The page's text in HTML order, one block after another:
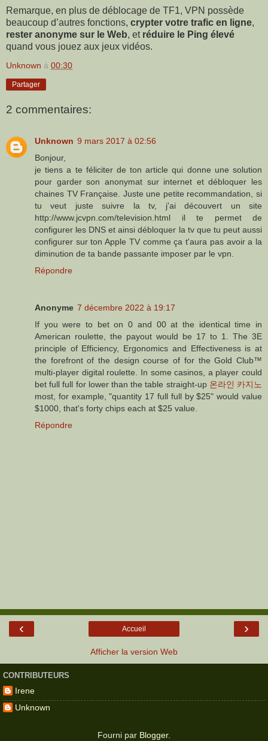
Remarque, en plus de déblocage de TF1, VPN possède
beaucoup d’autres fonctions, crypter votre trafic en ligne,
rester anonyme sur le Web, etréduire le Ping élevé
quand vous jouez aux jeux vidéos.
Unknown à 00:30
Partager
2 commentaires:
Unknown 9 mars 2017 à 02:56
Bonjour,
je tiens a te féliciter de ton article qui donne une solution
pour garder son anonymat sur internet et débloquer les
chaines TV Française. Juste une petite recommandation, si
tu veut juste suivre la tv, j'ai découvert un site
http://www.jcvpn.com/television.html il te permet de
configurer les DNS et ainsi débloquer la tv que tu peut aussi
configurer sur ton Apple TV comme ça t'aura pas avoir a la
diminution de ta bande passante imposer par le vpn.
Répondre
Anonyme 7 décembre 2022 à 19:17
If you were to bet on 0 and 00 at the identical time in
American roulette, the payout would be 17 to 1. The 3E
principle of Efficiency, Ergonomics and Effectiveness is at
the forefront of the design course of for the Gold Club™
multi-player digital roulette. In some casinos, a player could
bet full full for lower than the table straight-up 온라인 카지노
most, for example, "quantity 17 full full by $25" would value
$1000, that's forty chips each at $25 value.
Répondre
‹ ›
Accueil
Afficher la version Web
CONTRIBUTEURS
Irene
Unknown
Fourni par Blogger.